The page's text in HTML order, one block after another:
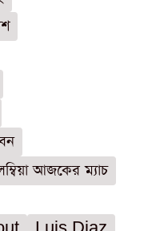
আজকের ম্যাচ